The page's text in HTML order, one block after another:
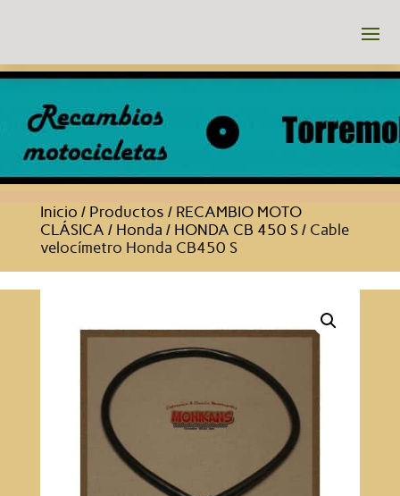
Inicio / Productos / RECAMBIO MOTO
CLÁSICA / Honda / HONDA CB 450 S/ Cable
velocímetro Honda CB450 S
Pozo + aguja de carburador